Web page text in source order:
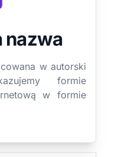
nazwa
w autorski
formie
w formie